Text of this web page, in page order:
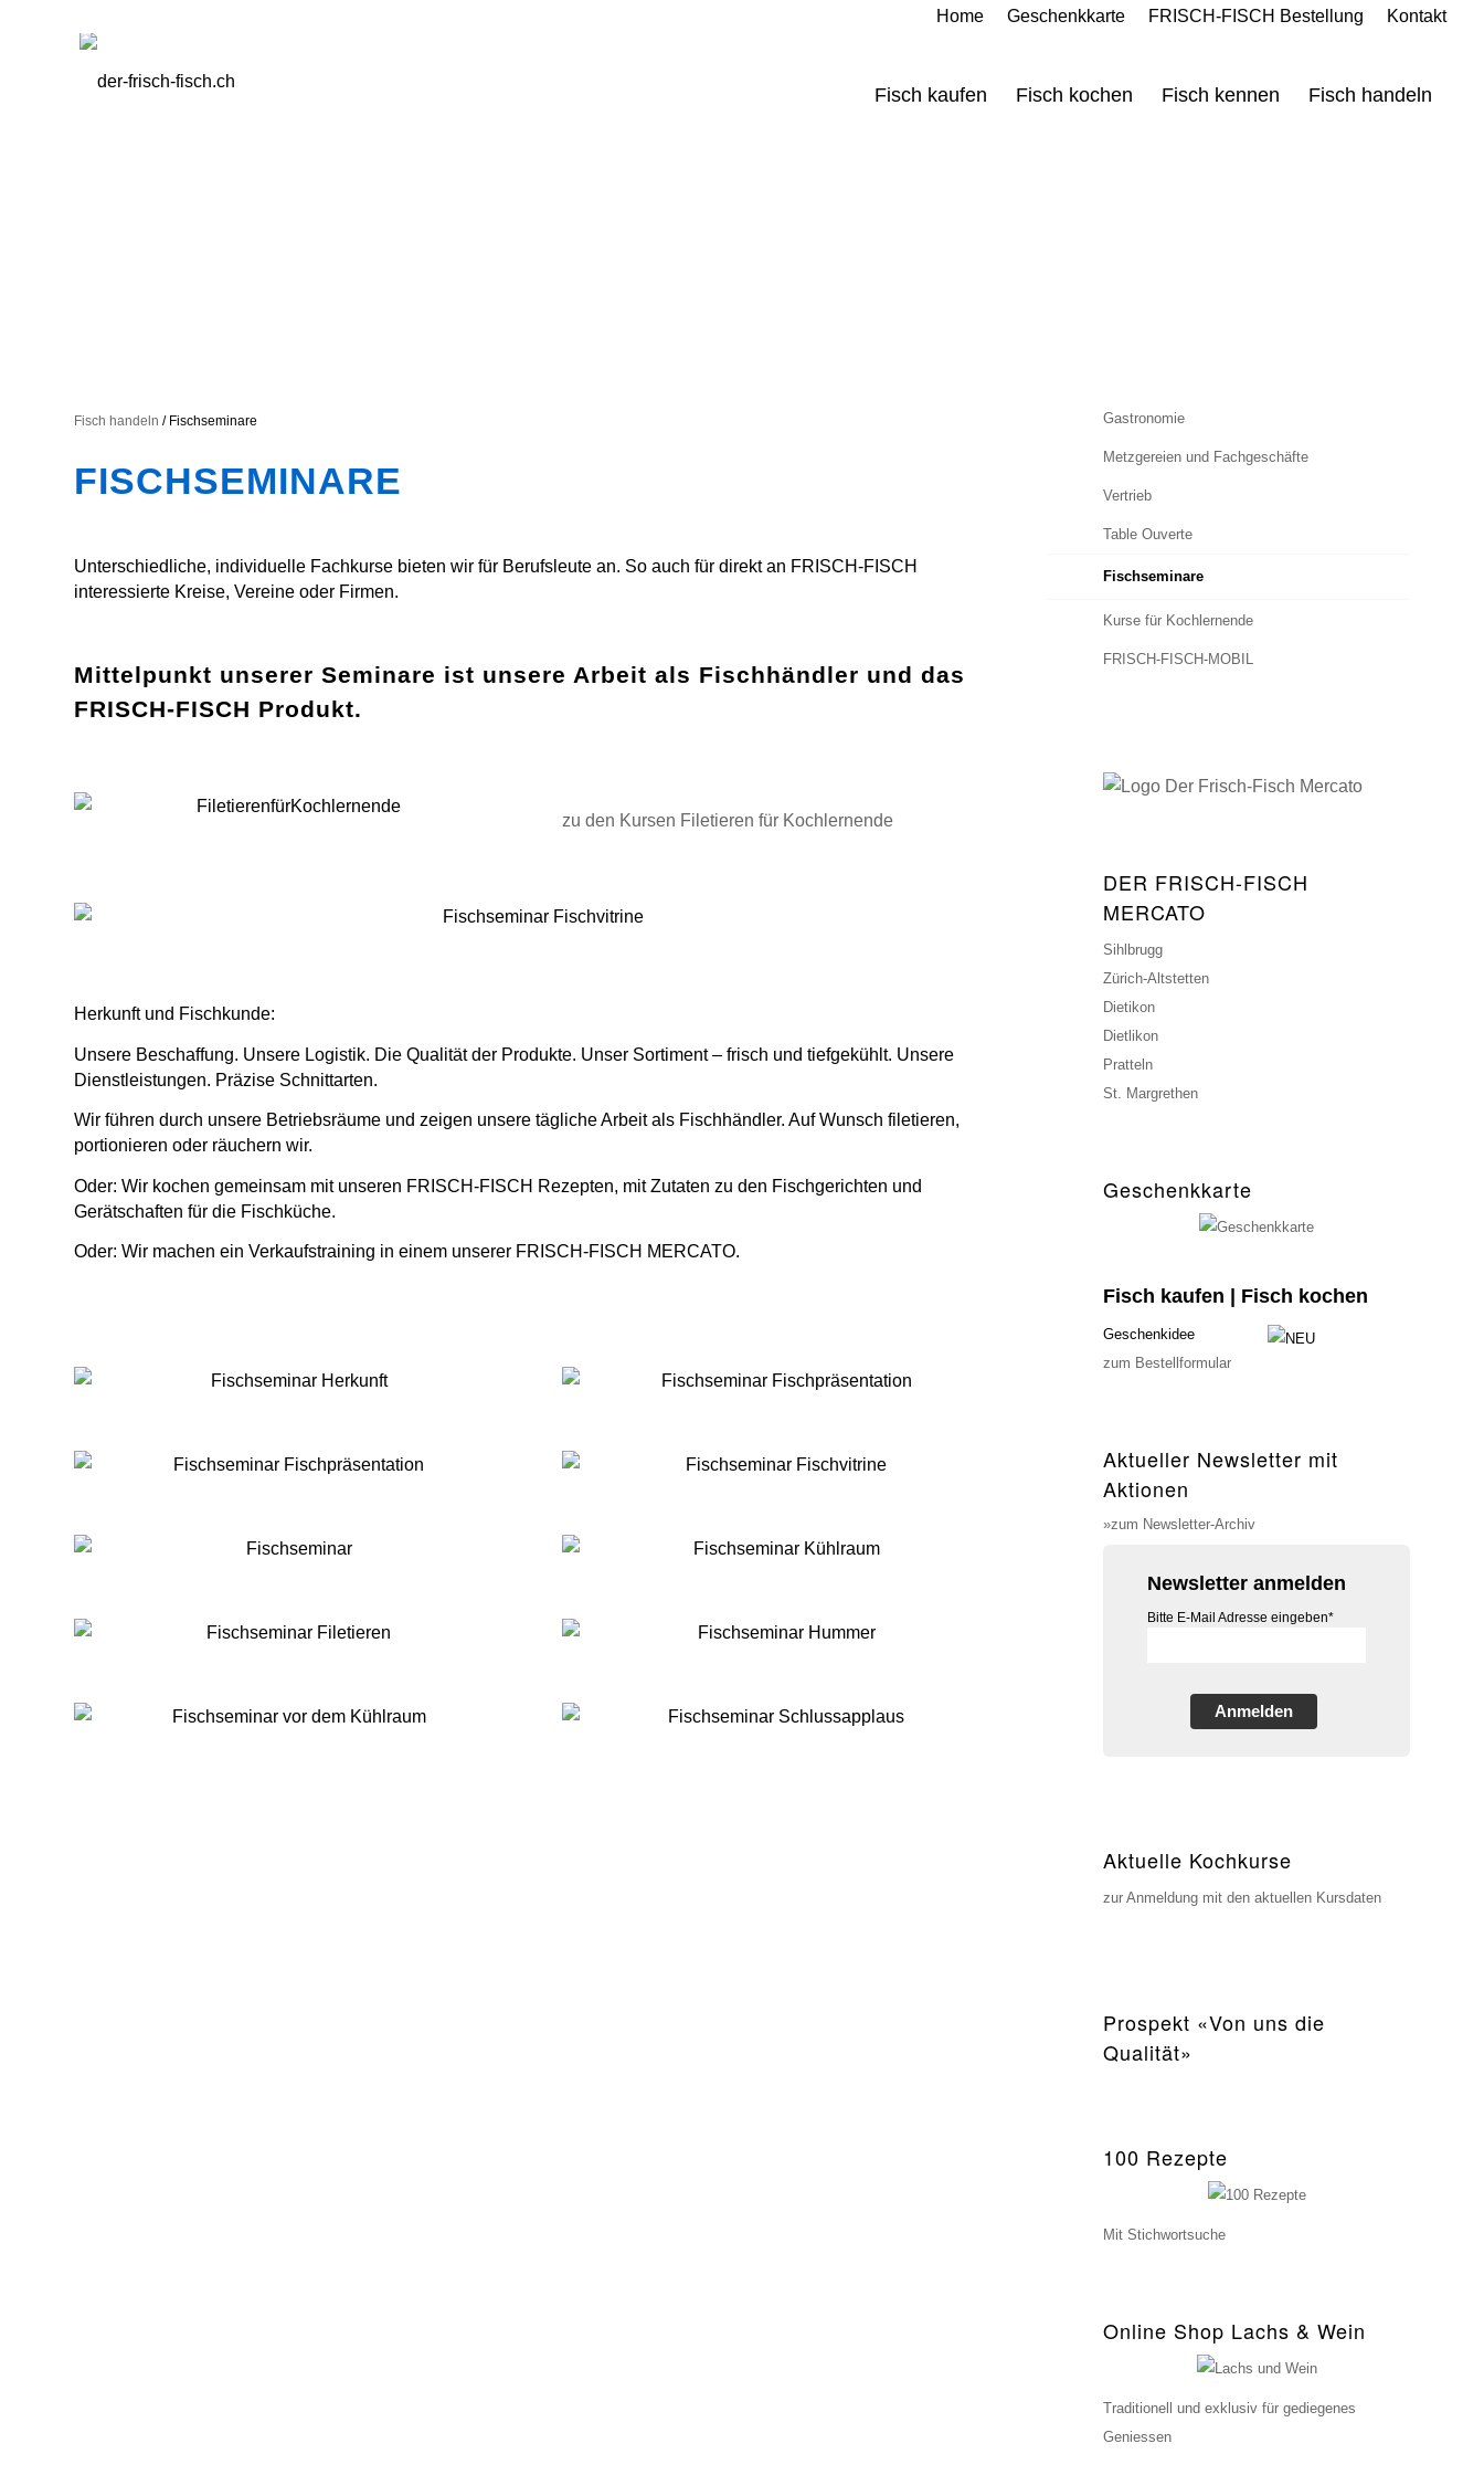
Home Geschenkkarte FRISCH-FISCH Bestellung Kontakt
Fisch kaufen Fisch kochen Fisch kennen Fisch handeln
Fisch handeln / Fischseminare
FISCHSEMINARE
Unterschiedliche, individuelle Fachkurse bieten wir für Berufsleute an. So auch für direkt an FRISCH-FISCH
interessierte Kreise, Vereine oder Firmen.
Mittelpunkt unserer Seminare ist unsere Arbeit als Fischhändler und das
FRISCH-FISCH Produkt.
zu den Kursen Filetieren für Kochlernende
Herkunft und Fischkunde:
Unsere Beschaffung. Unsere Logistik. Die Qualität der Produkte. Unser Sortiment – frisch und tiefgekühlt. Unsere
Dienstleistungen. Präzise Schnittarten.
Wir führen durch unsere Betriebsräume und zeigen unsere tägliche Arbeit als Fischhändler. Auf Wunsch filetieren,
portionieren oder räuchern wir.
Oder: Wir kochen gemeinsam mit unseren FRISCH-FISCH Rezepten, mit Zutaten zu den Fischgerichten und
Gerätschaften für die Fischküche.
Oder: Wir machen ein Verkaufstraining in einem unserer FRISCH-FISCH MERCATO.
Gastronomie
Metzgereien und Fachgeschäfte
Vertrieb
Table Ouverte
Fischseminare
Kurse für Kochlernende
FRISCH-FISCH-MOBIL
DER FRISCH-FISCH
MERCATO
Sihlbrugg
Zürich-Altstetten
Dietikon
Dietlikon
Pratteln
St. Margrethen
Geschenkkarte
Fisch kaufen | Fisch kochen
Geschenkidee
zum Bestellformular
Aktueller Newsletter mit
Aktionen
»zum Newsletter-Archiv
Newsletter anmelden
Bitte E-Mail Adresse eingeben*
Anmelden
Aktuelle Kochkurse
zur Anmeldung mit den aktuellen Kursdaten
Prospekt «Von uns die
Qualität»
100 Rezepte
Mit Stichwortsuche
Online Shop Lachs & Wein
Traditionell und exklusiv für gediegenes
Geniessen